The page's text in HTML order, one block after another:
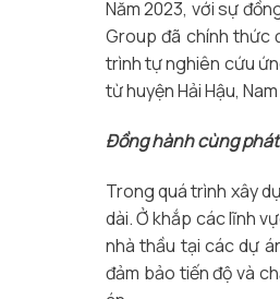
Năm 2023, với sự
Group đã chính thức
trình tự nghiên cứu
từ huyện Hải Hậu,
Đồng hành cùng
Trong quá trình xây
dài. Ở khắp các lĩnh
nhà thầu tại các dự
đảm bảo tiến độ và